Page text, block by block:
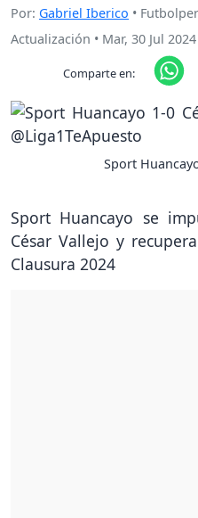
Por: Gabriel Iberico •
Actualización • Mar, 30 Jul
Comparte en:
Sport
Sport Huancayo se
César Vallejo y
Clausura 2024